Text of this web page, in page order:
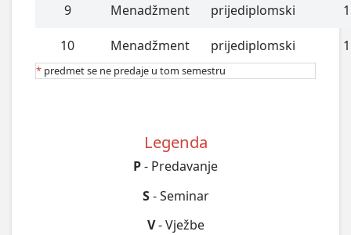
9 Menadžment prijediplomski 1
10 Menadžment prijediplomski 1
* predmet se ne predaje u tom semestru
Legenda
P- Predavanje
S- Seminar
V- Vježbe